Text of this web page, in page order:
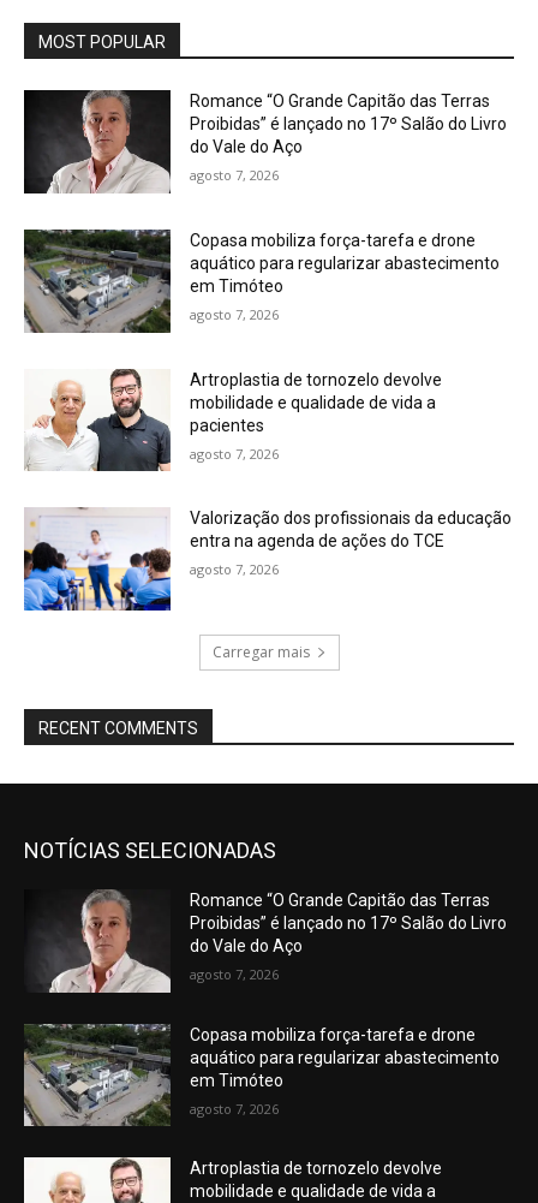
MOST POPULAR
Romance “O Grande Capitão das Terras
Proibidas” é lançado no 17º Salão do Livro
do Vale do Aço
agosto 7, 2026
Copasa mobiliza força-tarefa e drone
aquático para regularizar abastecimento
em Timóteo
agosto 7, 2026
Artroplastia de tornozelo devolve
mobilidade e qualidade de vida a
pacientes
agosto 7, 2026
Valorização dos profissionais da educação
entra na agenda de ações do TCE
agosto 7, 2026
Carregar mais
RECENT COMMENTS
NOTÍCIAS SELECIONADAS
Romance “O Grande Capitão das Terras
Proibidas” é lançado no 17º Salão do Livro
do Vale do Aço
agosto 7, 2026
Copasa mobiliza força-tarefa e drone
aquático para regularizar abastecimento
em Timóteo
agosto 7, 2026
Artroplastia de tornozelo devolve
mobilidade e qualidade de vida a